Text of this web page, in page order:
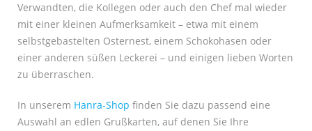
Verwandten, die Kollegen oder auch den Chef mal wieder
mit einer kleinen Aufmerksamkeit – etwa mit einem
selbstgebastelten Osternest, einem Schokohasen oder
einer anderen süßen Leckerei – und einigen lieben Worten
zu überraschen.
In unserem Hanra-Shop finden Sie dazu passend eine
Auswahl an edlen Grußkarten, auf denen Sie Ihre